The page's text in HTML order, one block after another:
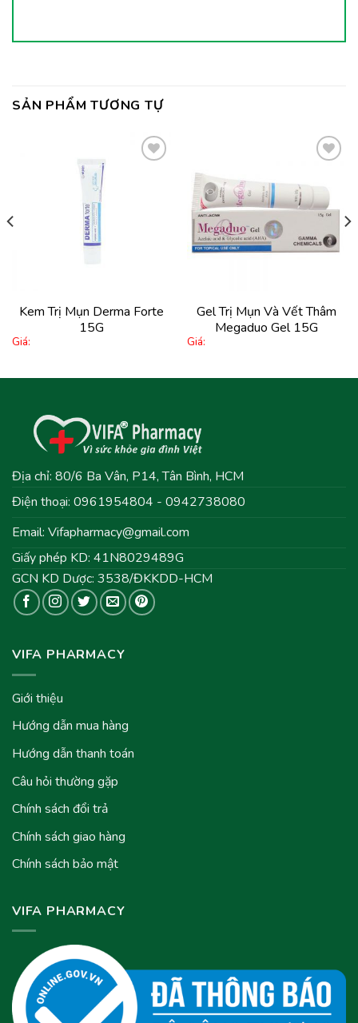
SẢN PHẨM TƯƠNG TỰ
Kem Trị Mụn Derma Forte
15G
Giá:
Thêm
vào
thích
Gel Trị Mụn Và Vết Thâm
Megaduo Gel 15G
Giá:
Địa chỉ: 80/6 Ba Vân, P14, Tân Bình, HCM
Điện thoại: 0961954804 - 0942738080
Email: Vifapharmacy@gmail.com
Giấy phép KD: 41N8029489G
GCN KD Dược: 3538/ĐKKDD-HCM
VIFA PHARMACY
Giới thiệu
Hướng dẫn mua hàng
Hướng dẫn thanh toán
Câu hỏi thường gặp
Chính sách đổi trả
Chính sách giao hàng
Chính sách bảo mật
VIFA PHARMACY